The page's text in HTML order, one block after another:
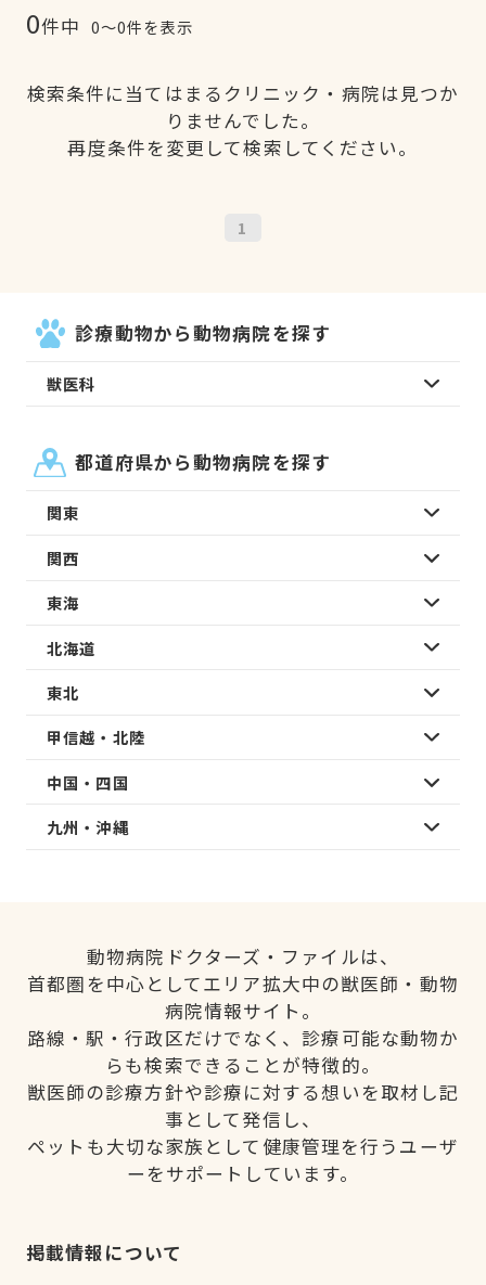
0件中 0〜0件を表示
検索条件に当てはまるクリニック・病院は見つか
りませんでした。
再度条件を変更して検索してください。
1
診療動物から動物病院を探す
獣医科
都道府県から動物病院を探す
関東
関西
東海
北海道
東北
甲信越・北陸
中国・四国
九州・沖縄
動物病院ドクターズ・ファイルは、
首都圏を中心としてエリア拡大中の獣医師・動物
病院情報サイト。
路線・駅・行政区だけでなく、診療可能な動物か
らも検索できることが特徴的。
獣医師の診療方針や診療に対する想いを取材し記
事として発信し、
ペットも大切な家族として健康管理を行うユーザ
ーをサポートしています。
掲載情報について